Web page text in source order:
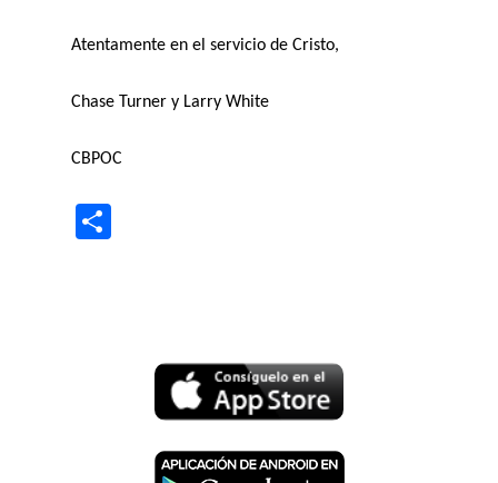
Atentamente en el servicio de Cristo,
Chase Turner y Larry White
CBPOC